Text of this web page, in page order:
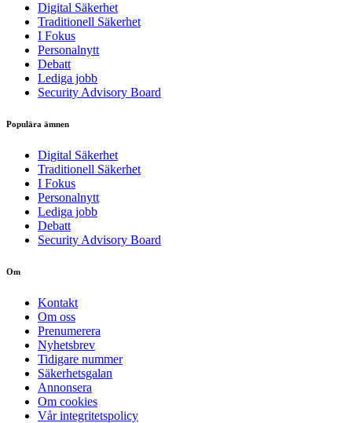
Digital Säkerhet
Traditionell Säkerhet
I Fokus
Personalnytt
Debatt
Lediga jobb
Security Advisory Board
Populära ämnen
Digital Säkerhet
Traditionell Säkerhet
I Fokus
Personalnytt
Lediga jobb
Debatt
Security Advisory Board
Om
Kontakt
Om oss
Prenumerera
Nyhetsbrev
Tidigare nummer
Säkerhetsgalan
Annonsera
Om cookies
Vår integritetspolicy